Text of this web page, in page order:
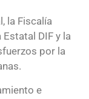
la Fiscalía
Estatal DIF y la
por la
e